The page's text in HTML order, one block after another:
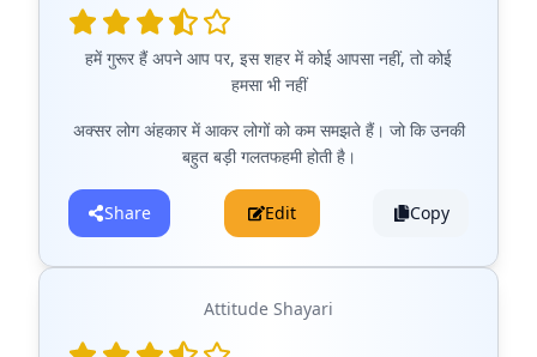
हमें गुरूर हैं अपने आप पर, इस शहर में कोई आपसा नहीं, तो कोई
हमसा भी नहीं
अक्सर लोग अंहकार में आकर लोगों को कम समझते हैं। जो कि उनकी
बहुत बड़ी गलतफहमी होती है।
Share Edit Copy
Attitude Shayari